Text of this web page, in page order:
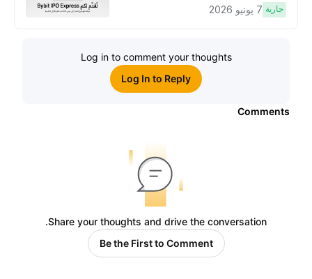
Bybit، بوابتك للوصول المبكر إلى فرص
جارية 7 يونيو 2026
Log in to comment your thoughts
Log In to Reply
Comments
Share your thoughts and drive the conversation.
Be the First to Comment